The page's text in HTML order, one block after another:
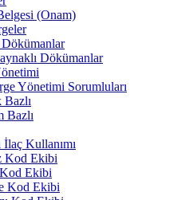
(Onam)
Dökümanlar
Yönetimi Sorumluları
Bazlı
İlaç Kullanımı
Kod Ekibi
Ekibi
Kod Ekibi